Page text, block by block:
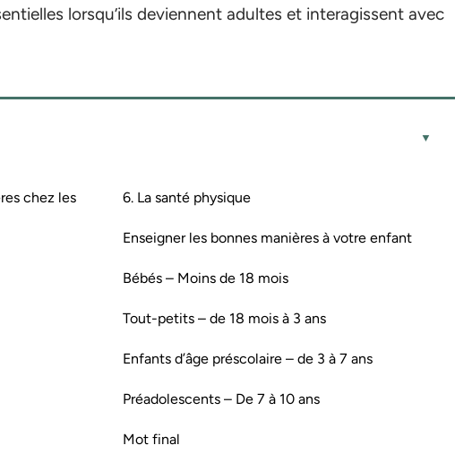
lorsqu’ils deviennent adultes et interagissent avec
chez les
6. La santé physique
Enseigner les bonnes manières à votre enfant
Bébés – Moins de 18 mois
Tout-petits – de 18 mois à 3 ans
Enfants d’âge préscolaire – de 3 à 7 ans
Préadolescents – De 7 à 10 ans
Mot final